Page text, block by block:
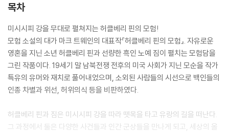
목차
미시시피 강을 무대로 펼쳐지는 허클베리 핀의 모험!
모험 소설의 대가 마크 트웨인의 대표작『허클베리 핀의 모험』. 자유로운
영혼을 지닌 소년 허클베리 핀과 선량한 흑인 노예 짐이 펼치는 모험담을
그린 작품이다. 19세기 말 남북전쟁 전후의 미국 사회가 지닌 모순을 작가
특유의 유머와 재치로 풀어내었으며, 소외된 사람들의 시선으로 백인들의
인종 차별과 위선, 허위의식 등을 비판하였다.
허클베리 핀과 짐은 미시시피 강을 따라 뗏목을 타고 유랑의 길을 떠난다.
그 과정에서 둘은 다양한 사건들과 인간 군상들을 만나게 되고, 세상의 올